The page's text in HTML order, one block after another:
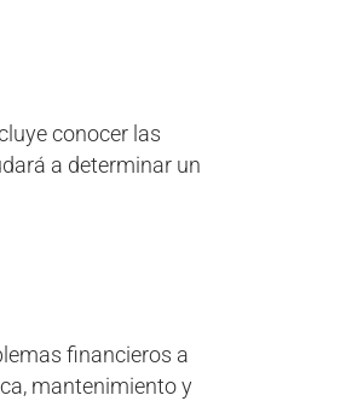
conocer las
a determinar un
financieros a
mantenimiento y